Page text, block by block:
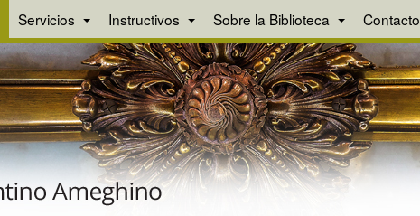
Servicios Instructivos Sobre la Biblioteca Contacto